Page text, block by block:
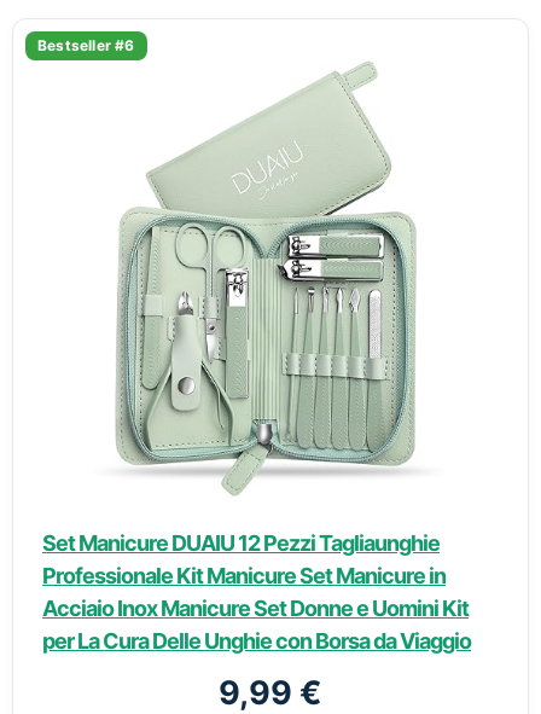
Bestseller #6
Set Manicure DUAIU 12 Pezzi Tagliaunghie
Professionale Kit Manicure Set Manicure in
Acciaio Inox Manicure Set Donne e Uomini Kit
per La Cura Delle Unghie con Borsa da Viaggio
9,99 €